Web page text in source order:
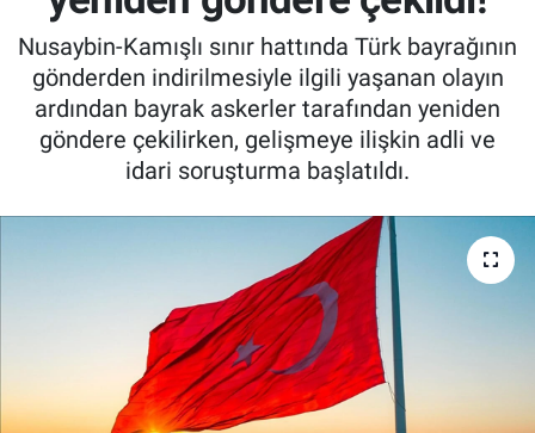
Nusaybin-Kamışlı sınır hattında Türk bayrağının
gönderden indirilmesiyle ilgili yaşanan olayın
ardından bayrak askerler tarafından yeniden
göndere çekilirken, gelişmeye ilişkin adli ve
idari soruşturma başlatıldı.
Süper Lig Puan Durumu ve Fikstür
Tüm Manşetler
Son Dakika Haberleri
Haber Arşivi